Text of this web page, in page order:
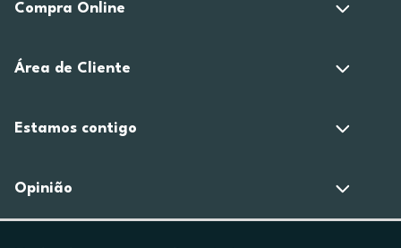
Compra Online
Área de Cliente
Estamos contigo
Opinião